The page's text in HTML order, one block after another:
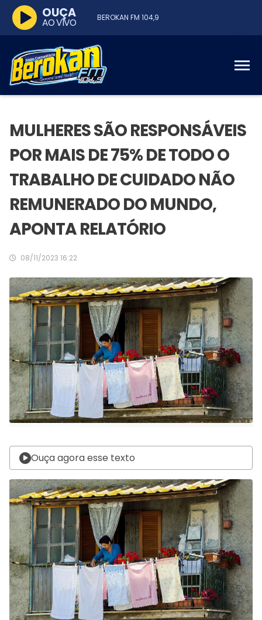
BEROKAN FM 104,9
OUÇA
AO VIVO
MULHERES SÃO RESPONSÁVEIS
POR MAIS DE 75% DE TODO O
TRABALHO DE CUIDADO NÃO
REMUNERADO DO MUNDO,
APONTA RELATÓRIO
08/11/2023 16:22
Ouça agora esse texto